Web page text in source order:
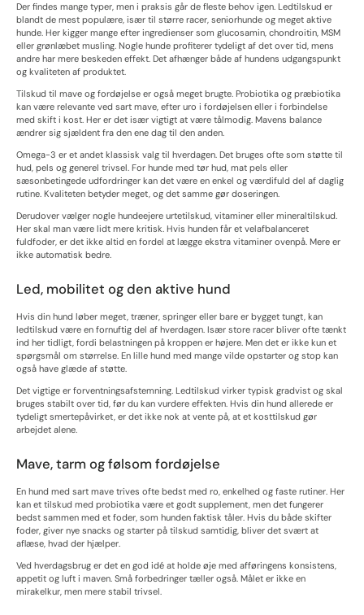
Der findes mange typer, men i praksis går de fleste behov igen. Ledtilskud er
blandt de mest populære, især til større racer, seniorhunde og meget aktive
hunde. Her kigger mange efter ingredienser som glucosamin, chondroitin, MSM
eller grønlæbet musling. Nogle hunde profiterer tydeligt af det over tid, mens
andre har mere beskeden effekt. Det afhænger både af hundens udgangspunkt
og kvaliteten af produktet.
Tilskud til mave og fordøjelse er også meget brugte. Probiotika og præbiotika
kan være relevante ved sart mave, efter uro i fordøjelsen eller i forbindelse
med skift i kost. Her er det især vigtigt at være tålmodig. Mavens balance
ændrer sig sjældent fra den ene dag til den anden.
Omega-3 er et andet klassisk valg til hverdagen. Det bruges ofte som støtte til
hud, pels og generel trivsel. For hunde med tør hud, mat pels eller
sæsonbetingede udfordringer kan det være en enkel og værdifuld del af daglig
rutine. Kvaliteten betyder meget, og det samme gør doseringen.
Derudover vælger nogle hundeejere urtetilskud, vitaminer eller mineraltilskud.
Her skal man være lidt mere kritisk. Hvis hunden får et velafbalanceret
fuldfoder, er det ikke altid en fordel at lægge ekstra vitaminer ovenpå. Mere er
ikke automatisk bedre.
Led, mobilitet og den aktive hund
Hvis din hund løber meget, træner, springer eller bare er bygget tungt, kan
ledtilskud være en fornuftig del af hverdagen. Især store racer bliver ofte tænkt
ind her tidligt, fordi belastningen på kroppen er højere. Men det er ikke kun et
spørgsmål om størrelse. En lille hund med mange vilde opstarter og stop kan
også have glæde af støtte.
Det vigtige er forventningsafstemning. Ledtilskud virker typisk gradvist og skal
bruges stabilt over tid, før du kan vurdere effekten. Hvis din hund allerede er
tydeligt smertepåvirket, er det ikke nok at vente på, at et kosttilskud gør
arbejdet alene.
Mave, tarm og følsom fordøjelse
En hund med sart mave trives ofte bedst med ro, enkelhed og faste rutiner. Her
kan et tilskud med probiotika være et godt supplement, men det fungerer
bedst sammen med et foder, som hunden faktisk tåler. Hvis du både skifter
foder, giver nye snacks og starter på tilskud samtidig, bliver det svært at
aflæse, hvad der hjælper.
Ved hverdagsbrug er det en god idé at holde øje med afføringens konsistens,
appetit og luft i maven. Små forbedringer tæller også. Målet er ikke en
mirakelkur, men mere stabil trivsel.